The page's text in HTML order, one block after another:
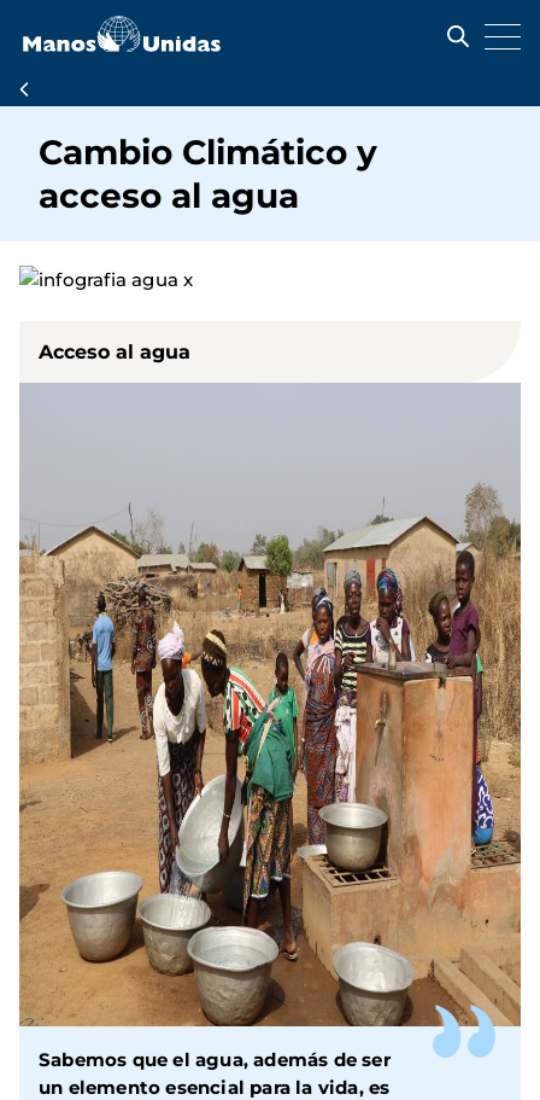
contenido
principal
Ruta
de
navegación
Cambio Climático y
acceso al agua
Acceso al agua
Sabemos que el agua, además de ser
un elemento esencial para la vida, es